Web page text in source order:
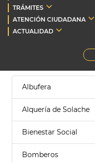
TRÁMITES
ATENCIÓN CIUDADANA
ACTUALIDAD
Albufera
Alquería de Solache
Bienestar Social
Bomberos